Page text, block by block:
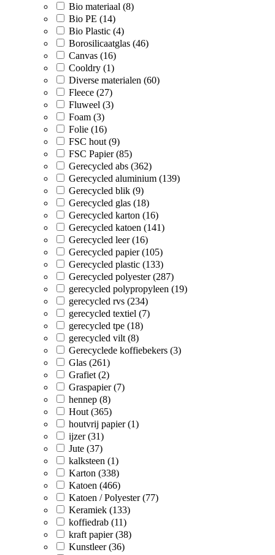
Bio materiaal (8)
Bio PE (14)
Bio Plastic (4)
Borosilicaatglas (46)
Canvas (16)
Cooldry (1)
Diverse materialen (60)
Fleece (27)
Fluweel (3)
Foam (3)
Folie (16)
FSC hout (9)
FSC Papier (85)
Gerecycled abs (362)
Gerecycled aluminium (139)
Gerecycled blik (9)
Gerecycled glas (18)
Gerecycled karton (16)
Gerecycled katoen (141)
Gerecycled leer (16)
Gerecycled papier (105)
Gerecycled plastic (133)
Gerecycled polyester (287)
gerecycled polypropyleen (19)
gerecycled rvs (234)
gerecycled textiel (7)
gerecycled tpe (18)
gerecycled vilt (8)
Gerecyclede koffiebekers (3)
Glas (261)
Grafiet (2)
Graspapier (7)
hennep (8)
Hout (365)
houtvrij papier (1)
ijzer (31)
Jute (37)
kalksteen (1)
Karton (338)
Katoen (466)
Katoen / Polyester (77)
Keramiek (133)
koffiedrab (11)
kraft papier (38)
Kunstleer (36)